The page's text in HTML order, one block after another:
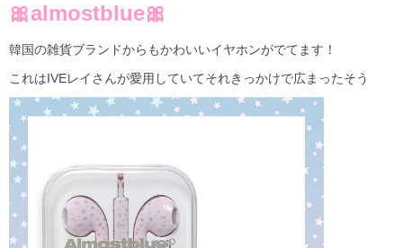
🎀almostblue🎀
韓国の雑貨ブランドからもかわいいイヤホンがでてます！
これはIVEレイさんが愛用していてそれきっかけで広まったそう